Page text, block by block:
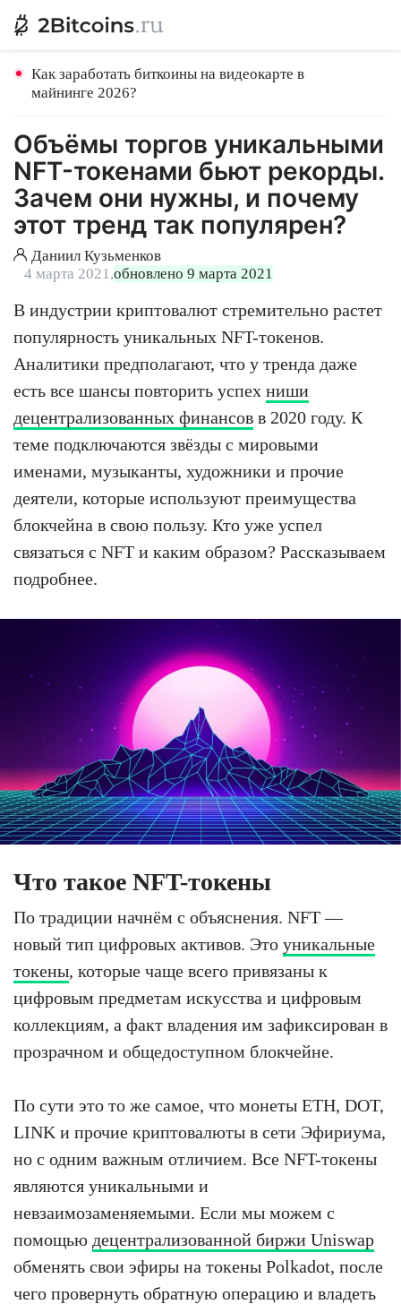
Как заработать биткоины на видеокарте в
майнинге 2026?
Объёмы торгов уникальными
NFT-токенами бьют рекорды.
Зачем они нужны, и почему
этот тренд так популярен?
Даниил Кузьменков
4 марта 2021,обновлено 9 марта 2021
В индустрии криптовалют стремительно растет
популярность уникальных NFT-токенов.
Аналитики предполагают, что у тренда даже
есть все шансы повторить успех ниши
децентрализованных финансов в 2020 году. К
теме подключаются звёзды с мировыми
именами, музыканты, художники и прочие
деятели, которые используют преимущества
блокчейна в свою пользу. Кто уже успел
связаться с NFT и каким образом? Рассказываем
подробнее.
Что такое NFT-токены
По традиции начнём с объяснения. NFT —
новый тип цифровых активов. Это уникальные
токены, которые чаще всего привязаны к
цифровым предметам искусства и цифровым
коллекциям, а факт владения им зафиксирован в
прозрачном и общедоступном блокчейне.
По сути это то же самое, что монеты ETH, DOT,
LINK и прочие криптовалюты в сети Эфириума,
но с одним важным отличием. Все NFT-токены
являются уникальными и
невзаимозаменяемыми. Если мы можем с
помощью децентрализованной биржи Uniswap
обменять свои эфиры на токены Polkadot, после
чего провернуть обратную операцию и владеть